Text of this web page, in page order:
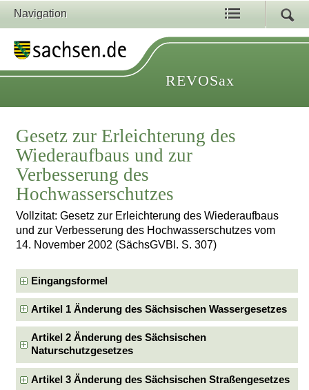
Navigation
REVOSax
Gesetz zur Erleichterung des
Wiederaufbaus und zur
Verbesserung des
Hochwasserschutzes
Vollzitat: Gesetz zur Erleichterung des Wiederaufbaus
und zur Verbesserung des Hochwasserschutzes vom
14. November 2002 (SächsGVBl. S. 307)
Eingangsformel
Artikel 1 Änderung des Sächsischen Wassergesetzes
Artikel 2 Änderung des Sächsischen
Naturschutzgesetzes
Artikel 3 Änderung des Sächsischen Straßengesetzes